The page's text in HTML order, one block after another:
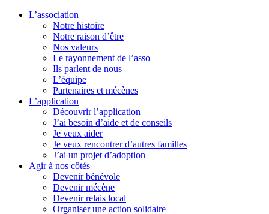
L’association
Notre histoire
Notre raison d’être
Nos valeurs
Le rayonnement de l’asso
Ils parlent de nous
L’équipe
Partenaires et mécènes
L’application
Découvrir l’application
J’ai besoin d’aide et de conseils
Je veux aider
Je veux rencontrer d’autres familles
J’ai un projet d’adoption
Agir à nos côtés
Devenir bénévole
Devenir mécène
Devenir relais local
Organiser une action solidaire